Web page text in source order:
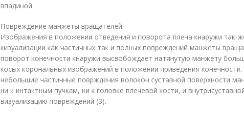
впадиной.
Повреждение манжеты вращателей
Изображения в положении отведения и поворота плеча кнаружи так-
кизуализации как частичных так и полных повреждений манжеты
поворот конечности кнаружи высвобождает натянутую манжету
косых корональных изображений в положении приведения конечности.
небольшие частичные поврждения волокон суставной поверхности
ни к интактным пучкам, ни к головке плечевой кости, и
визуализацию повреждений (3).